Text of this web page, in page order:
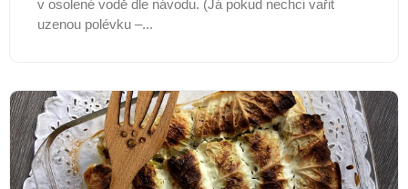
v osolené vodě dle návodu. (Já pokud nechci vařit
uzenou polévku –...